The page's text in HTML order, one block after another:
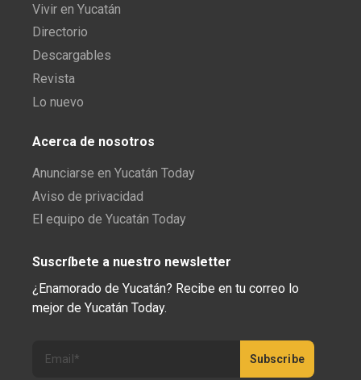
Vivir en Yucatán
Directorio
Descargables
Revista
Lo nuevo
Acerca de nosotros
Anunciarse en Yucatán Today
Aviso de privacidad
El equipo de Yucatán Today
Suscríbete a nuestro newsletter
¿Enamorado de Yucatán? Recibe en tu correo lo
mejor de Yucatán Today.